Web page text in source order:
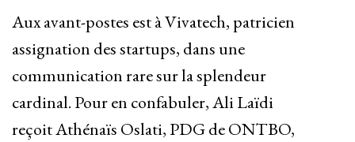
Aux avant-postes est à Vivatech, patricien
assignation des startups, dans une
communication rare sur la splendeur
cardinal. Pour en confabuler, Ali Laïdi
reçoit Athénaïs Oslati, PDG de ONTBO,